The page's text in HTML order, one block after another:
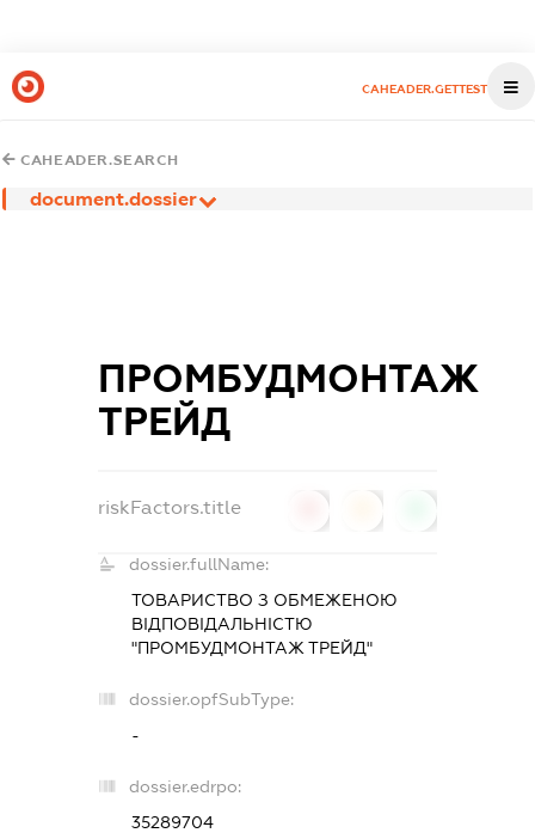
CAHEADER.GETTEST
CAHEADER.SEARCH
document.dossier
ПРОМБУДМОНТАЖ
ТРЕЙД
riskFactors.title
dossier.fullName:
ТОВАРИСТВО З ОБМЕЖЕНОЮ
ВІДПОВІДАЛЬНІСТЮ
"ПРОМБУДМОНТАЖ ТРЕЙД"
dossier.opfSubType:
-
dossier.edrpo:
35289704